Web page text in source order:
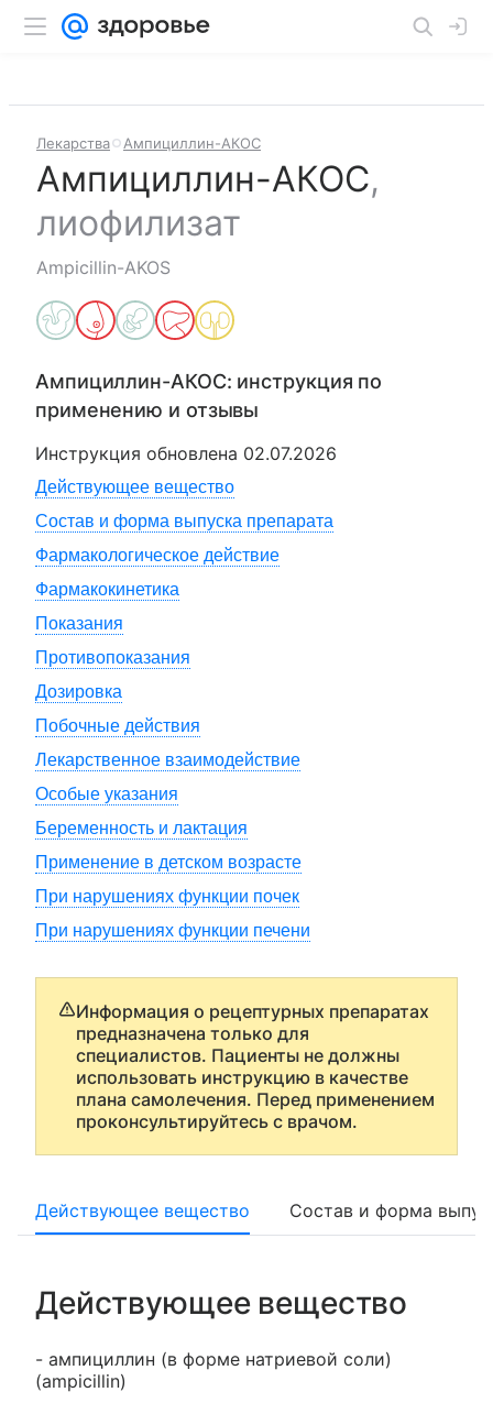
Лекарства Ампициллин-АКОС
Ампициллин-АКОС,
лиофилизат
Ampicillin-AKOS
Ампициллин-АКОС: инструкция по
применению и отзывы
Инструкция обновлена 02.07.2026
Действующее вещество
Состав и форма выпуска препарата
Фармакологическое действие
Фармакокинетика
Показания
Противопоказания
Дозировка
Побочные действия
Лекарственное взаимодействие
Особые указания
Беременность и лактация
Применение в детском возрасте
При нарушениях функции почек
При нарушениях функции печени
Информация о рецептурных препаратах
предназначена только для
специалистов. Пациенты не должны
использовать инструкцию в качестве
плана самолечения. Перед применением
проконсультируйтесь с врачом.
Действующее вещество Состав и форма
Действующее вещество
- ампициллин (в форме натриевой соли)
(ampicillin)